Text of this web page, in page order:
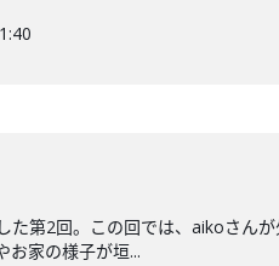
た第2回。この回では、aikoさん
お家の様子が垣...